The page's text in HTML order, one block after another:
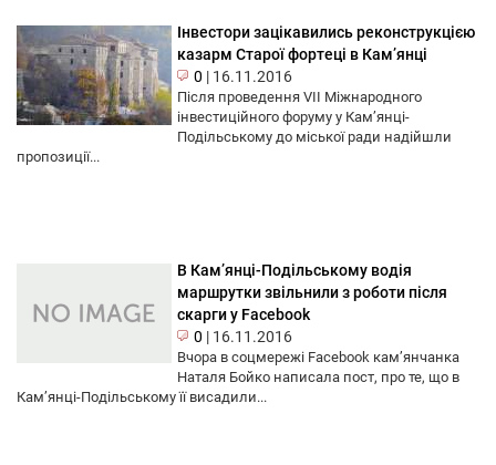
Інвестори зацікавились реконструкцією
казарм Старої фортеці в Кам’янці
0 | 16.11.2016
Після проведення VII Міжнародного
інвестиційного форуму у Кам’янці-
Подільському до міської ради надійшли
пропозиції...
В Кам’янці-Подільському водія
маршрутки звільнили з роботи після
скарги у Facebook
0 | 16.11.2016
Вчора в соцмережі Facebook кам’янчанка
Наталя Бойко написала пост, про те, що в
Кам’янці-Подільському її висадили...